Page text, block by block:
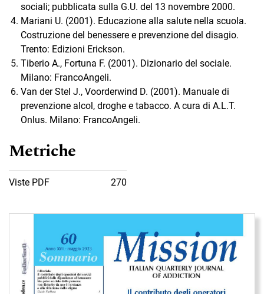
sociali; pubblicata sulla G.U. del 13 novembre 2000.
Mariani U. (2001). Educazione alla salute nella scuola.
Costruzione del benessere e prevenzione del disagio.
Trento: Edizioni Erickson.
Tiberio A., Fortuna F. (2001). Dizionario del sociale.
Milano: FrancoAngeli.
Van der Stel J., Voorderwind D. (2001). Manuale di
prevenzione alcol, droghe e tabacco. A cura di A.L.T.
Onlus. Milano: FrancoAngeli.
Metriche
Viste PDF 270
Immagine di copertina